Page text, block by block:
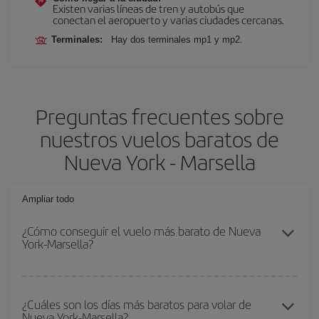
Existen varias líneas de tren y autobús que
conectan el aeropuerto y varias ciudades cercanas.
Terminales: Hay dos terminales mp1 y mp2.
Preguntas frecuentes sobre
nuestros vuelos baratos de
Nueva York - Marsella
Ampliar todo
¿Cómo conseguir el vuelo más barato de Nueva
York-Marsella?
y conseguir el vuelo más barato si evitas temporadas altas,
compras con antelación y puedes ser flexible con las fechas y
¿Cuáles son los días más baratos para volar de